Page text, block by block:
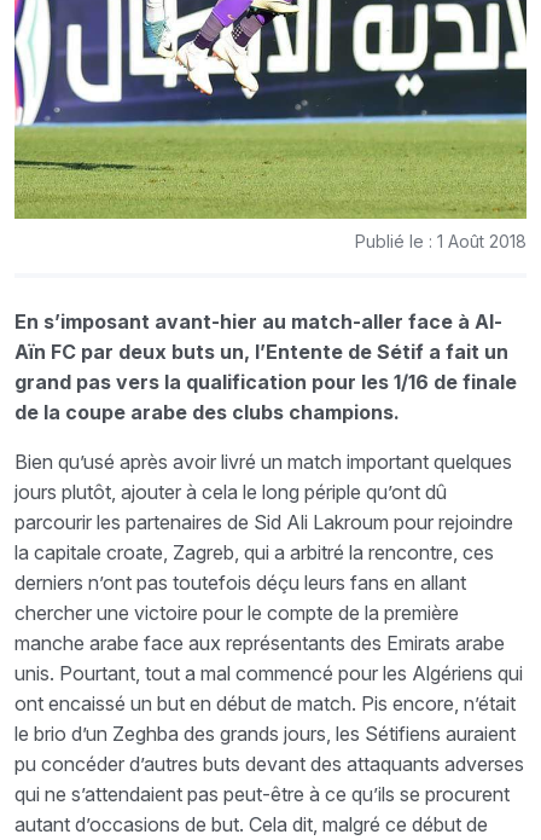
Publié le : 1 Août 2018
En s’imposant avant-hier au match-aller face à Al-
Aïn FC par deux buts un, l’Entente de Sétif a fait un
grand pas vers la qualification pour les 1/16 de finale
de la coupe arabe des clubs champions.
Bien qu’usé après avoir livré un match important quelques
jours plutôt, ajouter à cela le long périple qu’ont dû
parcourir les partenaires de Sid Ali Lakroum pour rejoindre
la capitale croate, Zagreb, qui a arbitré la rencontre, ces
derniers n’ont pas toutefois déçu leurs fans en allant
chercher une victoire pour le compte de la première
manche arabe face aux représentants des Emirats arabe
unis. Pourtant, tout a mal commencé pour les Algériens qui
ont encaissé un but en début de match. Pis encore, n’était
le brio d’un Zeghba des grands jours, les Sétifiens auraient
pu concéder d’autres buts devant des attaquants adverses
qui ne s’attendaient pas peut-être à ce qu’ils se procurent
autant d’occasions de but. Cela dit, malgré ce début de